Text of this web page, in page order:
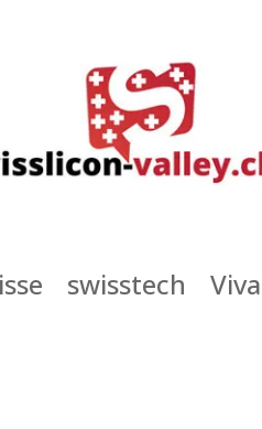
swisstech